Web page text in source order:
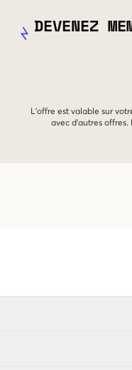
DEVENEZ
L'offre est valable sur
avec d'autres offres.